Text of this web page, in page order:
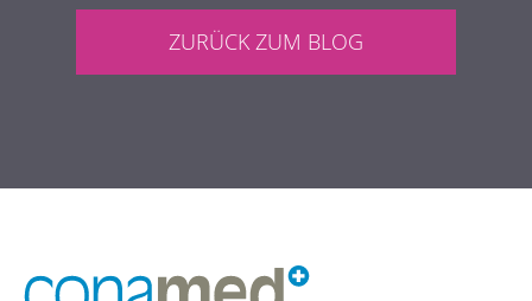
SOCIAL MEDIA MARKETING
ZURÜCK ZUM BLOG